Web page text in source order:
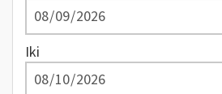
Iki